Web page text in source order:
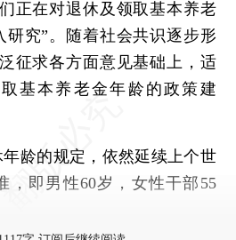
在对退休及领取基本养老
研究”。随着社会共识逐步形
征求各方面意见基础上，适
基本养老金年龄的政策建
的规定，依然延续上个世
，即男性60岁，女性干部55